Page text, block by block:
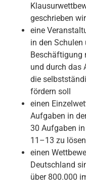
geschrieben
eine
in den Schulen
Beschäftigung
und durch das
die
fördern soll
einen
Aufgaben in
30 Aufgaben
11–13 zu
einen
Deutschland
über 800.000